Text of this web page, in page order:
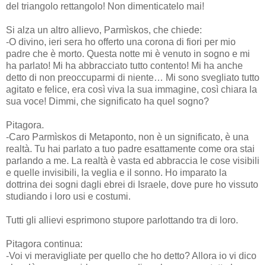
del triangolo rettangolo! Non dimenticatelo mai!
Si alza un altro allievo, Parmìskos, che chiede:
-O divino, ieri sera ho offerto una corona di fiori per mio
padre che è morto. Questa notte mi è venuto in sogno e mi
ha parlato! Mi ha abbracciato tutto contento! Mi ha anche
detto di non preoccuparmi di niente… Mi sono svegliato tutto
agitato e felice, era così viva la sua immagine, così chiara la
sua voce! Dimmi, che significato ha quel sogno?
Pitagora.
-Caro Parmìskos di Metaponto, non è un significato, è una
realtà. Tu hai parlato a tuo padre esattamente come ora stai
parlando a me. La realtà è vasta ed abbraccia le cose visibili
e quelle invisibili, la veglia e il sonno. Ho imparato la
dottrina dei sogni dagli ebrei di Israele, dove pure ho vissuto
studiando i loro usi e costumi.
Tutti gli allievi esprimono stupore parlottando tra di loro.
Pitagora continua:
-Voi vi meravigliate per quello che ho detto? Allora io vi dico